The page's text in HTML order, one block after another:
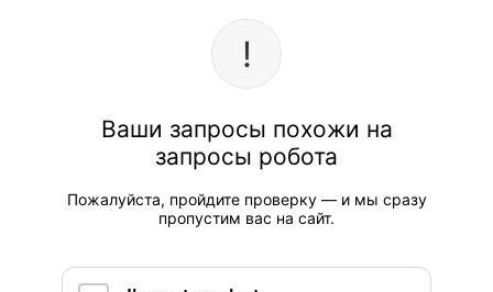
Ваши запросы похожи на
запросы робота
Пожалуйста, пройдите проверку — и мы сразу
пропустим вас на сайт.